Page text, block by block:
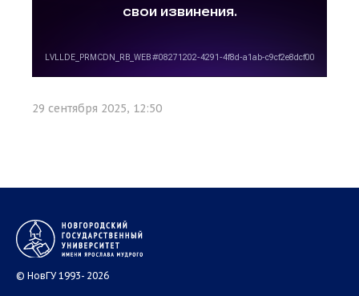
29 сентября 2025, 12:50
© НовГУ 1993- 2026